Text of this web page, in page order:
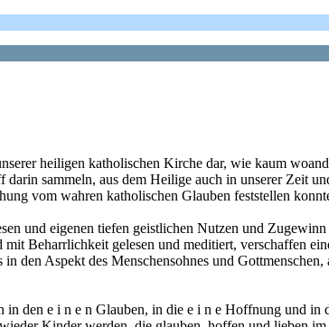
heiligen katholischen Kirche dar, wie kaum
sammeln, aus dem Heilige auch in unserer Zeit
vom wahren katholischen Glauben feststellen
und eigenen tiefen geistlichen Nutzen und
Beharrlichkeit gelesen und meditiert, verschaffen
Aspekt des Menschensohnes und
den e i n e n Glauben, in die e i n e Hoffnung und in